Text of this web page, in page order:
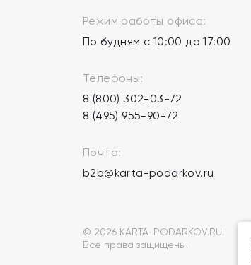
Режим работы офиса:
По будням с 10:00 до 17:00
Телефоны:
8 (800) 302-03-72
8 (495) 955-90-72
Почта:
b2b@karta-podarkov.ru
© 2026 KARTA-PODARKOV.RU.
Все права защищены.